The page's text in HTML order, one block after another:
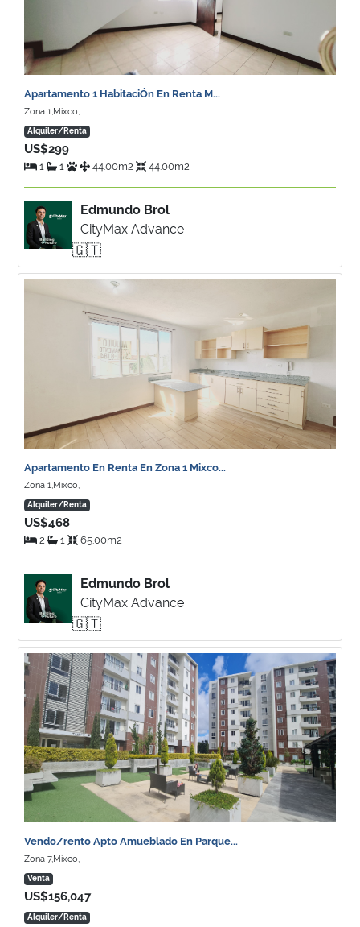
Apartamento 1 HabitaciÓn En Renta M...
Zona 1,Mixco,
Alquiler/Renta
US$299
1 1 44.00m2 44.00m2
Edmundo Brol
CityMax Advance
🇬🇹
Apartamento En Renta En Zona 1 Mixco...
Zona 1,Mixco,
Alquiler/Renta
US$468
2 1 65.00m2
Edmundo Brol
CityMax Advance
🇬🇹
Vendo/rento Apto Amueblado En Parque...
Zona 7,Mixco,
Venta
US$156,047
Alquiler/Renta